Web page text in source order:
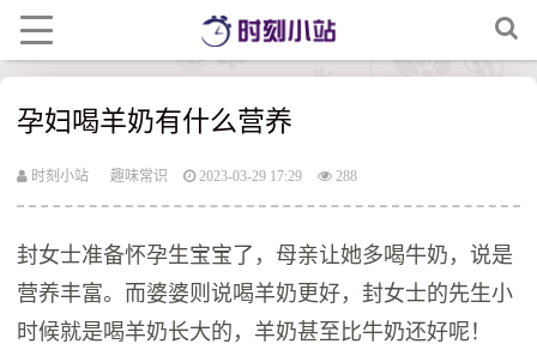
孕妇喝羊奶有什么营养
时刻小站 趣味常识 2023-03-29 17:29 288
封女士准备怀孕生宝宝了，母亲让她多喝牛奶，说是
营养丰富。而婆婆则说喝羊奶更好，封女士的先生小
时候就是喝羊奶长大的，羊奶甚至比牛奶还好呢！